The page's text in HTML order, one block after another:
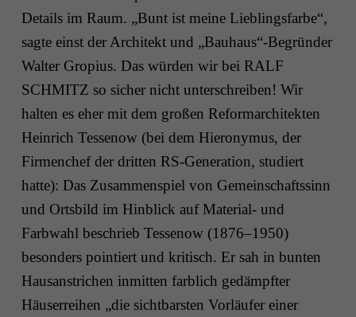
Details im Raum. „Bunt ist meine Lieblingsfarbe“,
sagte einst der Architekt und „Bauhaus“-Begründer
Walter Gropius. Das würden wir bei RALF
SCHMITZ so sicher nicht unterschreiben! Wir
halten es eher mit dem großen Reformarchitekten
Heinrich Tessenow (bei dem Hieronymus, der
Firmenchef der dritten RS-Generation, studiert
hatte): Das Zusammenspiel von Gemeinschaftssinn
und Ortsbild im Hinblick auf Material­- und
Farbwahl beschrieb Tessenow (1876–1950)
besonders pointiert und kritisch. Er sah in bunten
Hausanstrichen inmitten farblich gedämpfter
Häuserreihen „die sichtbarsten Vorläufer einer